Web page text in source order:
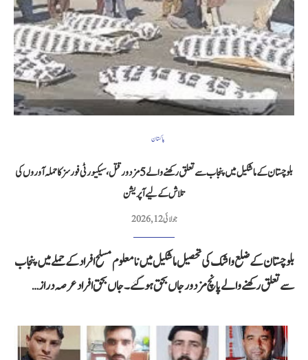
پاکستان
بلوچستان کے ماشکیل میں پنجاب سے تعلق رکھنے والے 5 مزدور قتل، سیکیورٹی فورسز کا حملہ آوروں کی
تلاش کے لیے آپریشن
جولائی 12, 2026
بلوچستان کے ضلع واشک کی تحصیل ماشکیل میں نامعلوم مسلح افراد کے حملے میں پنجاب
سے تعلق رکھنے والے پانچ مزدور جاں بحق ہو گئے۔ جاں بحق افراد عرصہ دراز…